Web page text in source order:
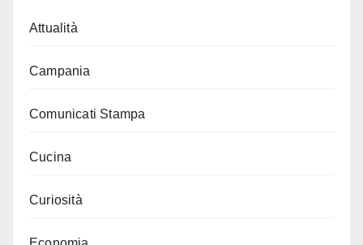
Attualità
Campania
Comunicati Stampa
Cucina
Curiosità